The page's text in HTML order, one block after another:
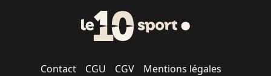
Contact CGU CGV Mentions légales